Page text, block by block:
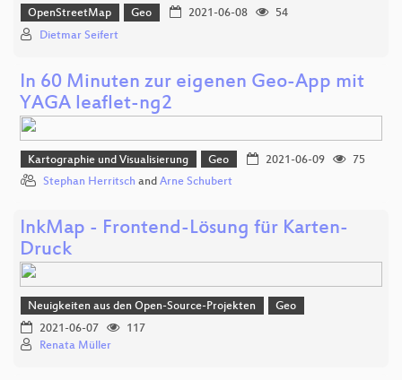
OpenStreetMap Geo 2021-06-08
54
Dietmar Seifert
In 60 Minuten zur eigenen Geo-App mit
YAGA leaflet-ng2
Kartographie und Visualisierung Geo 2021-06-09
75
Stephan Herritsch and Arne Schubert
InkMap - Frontend-Lösung für Karten-
Druck
Neuigkeiten aus den Open-Source-Projekten
Geo
2021-06-07
117
Renata Müller